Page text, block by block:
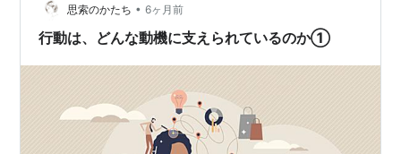
「面白い」をガソリンでやっていただけで、それを追求
したいあまりに「血反吐を吐いてもやりたい」「命を
思索のかたち • 6ヶ月前
行動は、どんな動機に支えられているのか①